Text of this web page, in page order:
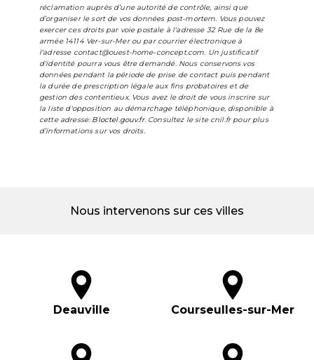
réclamation auprès d’une autorité de contrôle, ainsi que
d’organiser le sort de vos données post-mortem. Vous pouvez
exercer ces droits par voie postale à l'adresse 32 Rue de la 8e
armée 14114 Ver-sur-Mer ou par courrier électronique à
l'adresse contact@ouest-home-concept.com. Un justificatif
d'identité pourra vous être demandé. Nous conservons vos
données pendant la période de prise de contact puis pendant
la durée de prescription légale aux fins probatoires et de
gestion des contentieux. Vous avez le droit de vous inscrire sur
la liste d'opposition au démarchage téléphonique, disponible à
cette adresse: Bloctel.gouv.fr. Consultez le site cnil.fr pour plus
d’informations sur vos droits.
Nous intervenons sur ces villes
Deauville Courseulles-sur-Mer